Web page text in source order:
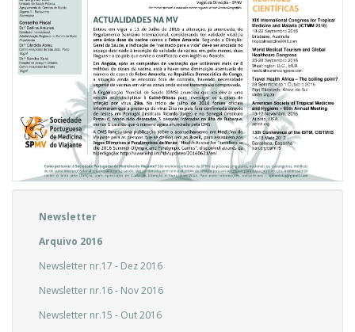
Newsletter
Arquivo 2016
Newsletter nr.17 - Dez 2016
Newsletter nr.16 - Nov 2016
Newsletter nr.15 - Out 2016